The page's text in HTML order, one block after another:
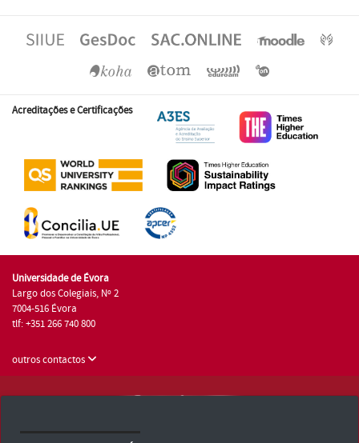
Acreditações e Certificações
Universidade de Évora
Largo dos Colegiais, Nº 2
7004-516 Évora
tlf: +351 266 740 800
outros contactos